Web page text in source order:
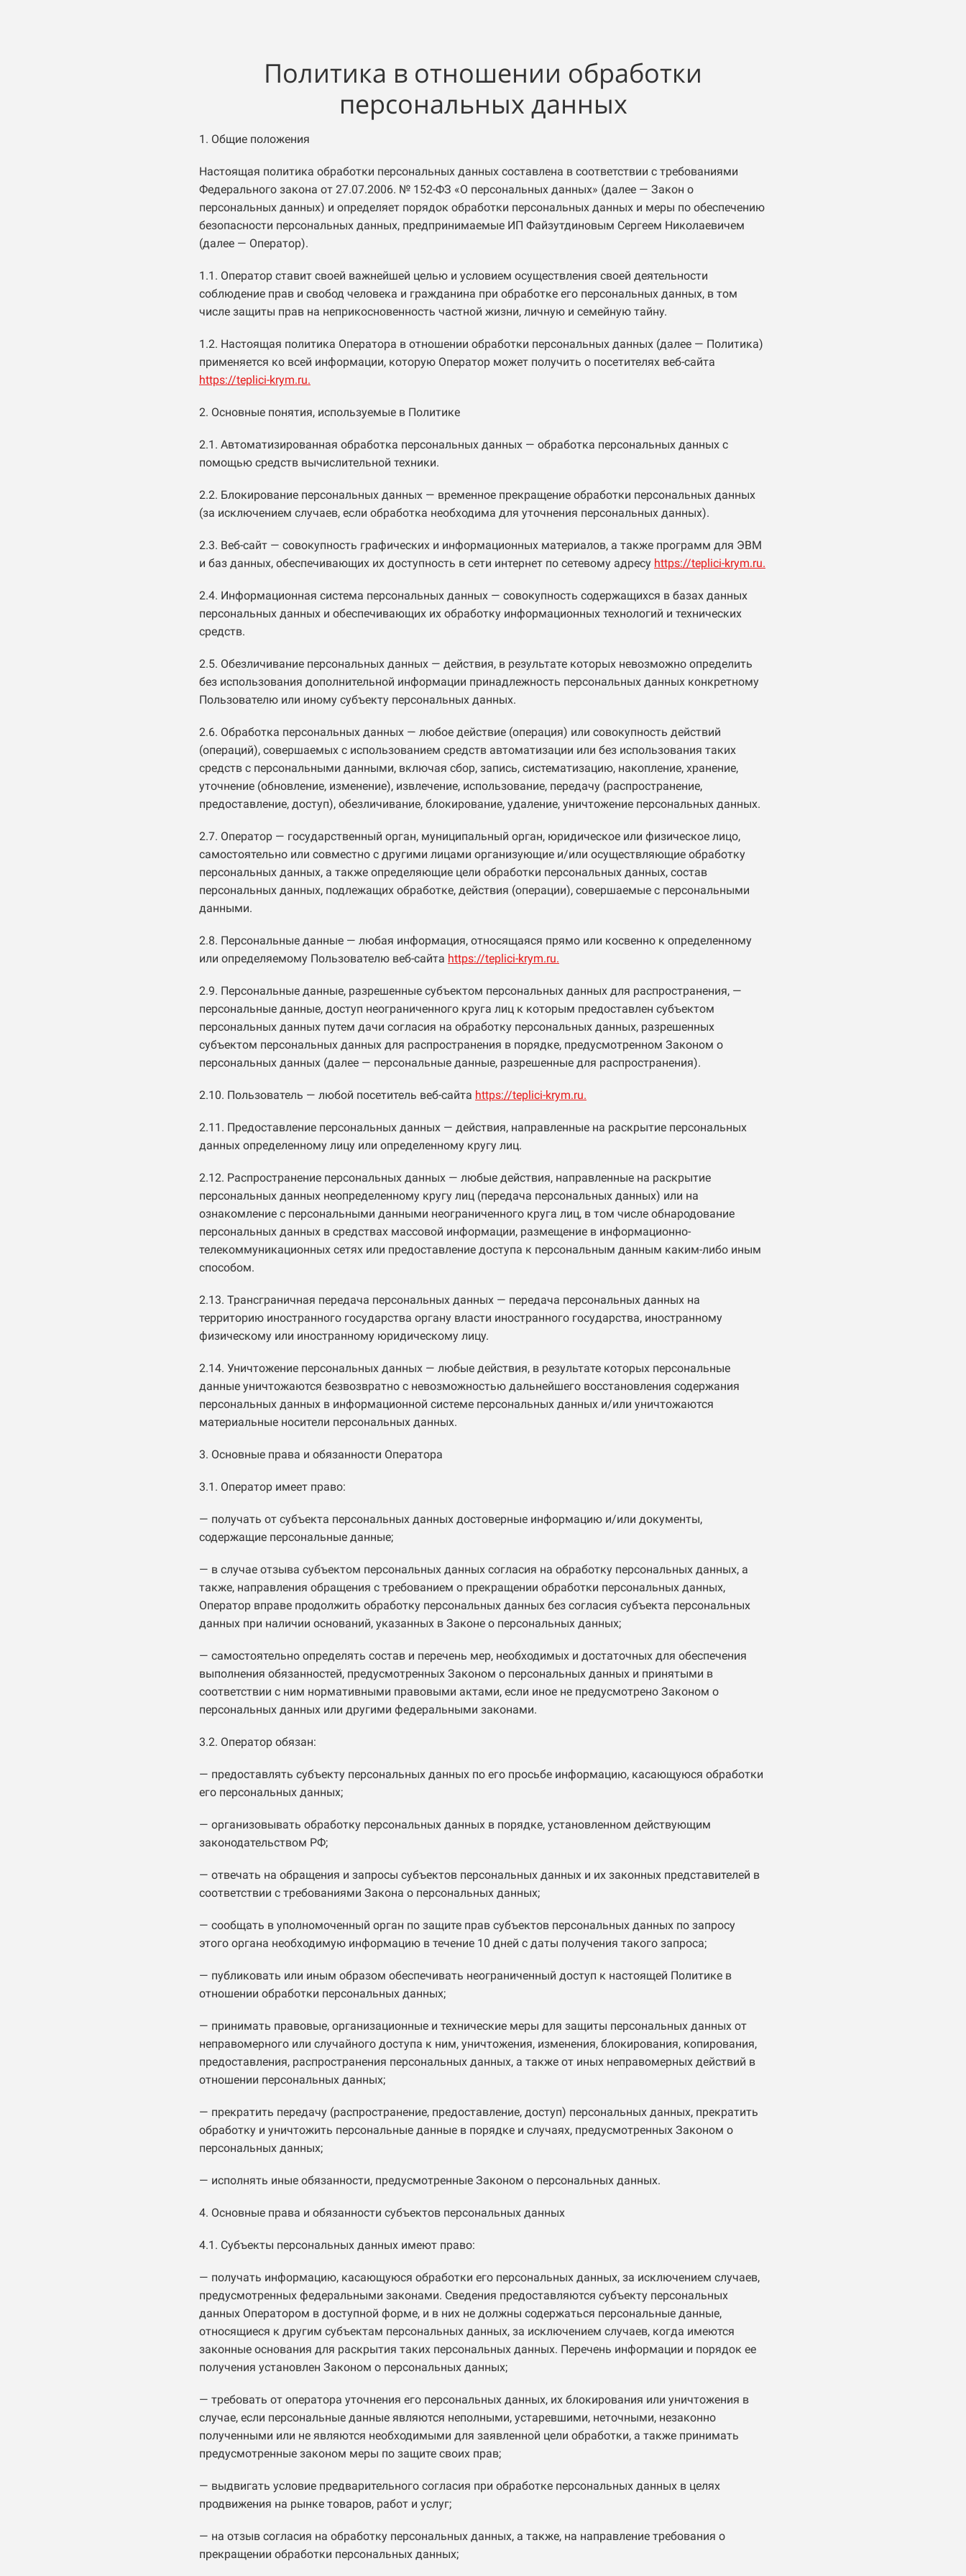
Политика в отношении обработки
персональных данных
1. Общие положения
Настоящая политика обработки персональных данных составлена в соответствии с требованиями
Федерального закона от 27.07.2006. № 152-ФЗ «О персональных данных» (далее — Закон о
персональных данных) и определяет порядок обработки персональных данных и меры по обеспечению
безопасности персональных данных, предпринимаемые ИП Файзутдиновым Сергеем Николаевичем
(далее — Оператор).
1.1. Оператор ставит своей важнейшей целью и условием осуществления своей деятельности
соблюдение прав и свобод человека и гражданина при обработке его персональных данных, в том
числе защиты прав на неприкосновенность частной жизни, личную и семейную тайну.
1.2. Настоящая политика Оператора в отношении обработки персональных данных (далее — Политика)
применяется ко всей информации, которую Оператор может получить о посетителях веб-сайта
https://teplici-krym.ru.
2. Основные понятия, используемые в Политике
2.1. Автоматизированная обработка персональных данных — обработка персональных данных с
помощью средств вычислительной техники.
2.2. Блокирование персональных данных — временное прекращение обработки персональных данных
(за исключением случаев, если обработка необходима для уточнения персональных данных).
2.3. Веб-сайт — совокупность графических и информационных материалов, а также программ для ЭВМ
и баз данных, обеспечивающих их доступность в сети интернет по сетевому адресу https://teplici-krym.ru.
2.4. Информационная система персональных данных — совокупность содержащихся в базах данных
персональных данных и обеспечивающих их обработку информационных технологий и технических
средств.
2.5. Обезличивание персональных данных — действия, в результате которых невозможно определить
без использования дополнительной информации принадлежность персональных данных конкретному
Пользователю или иному субъекту персональных данных.
2.6. Обработка персональных данных — любое действие (операция) или совокупность действий
(операций), совершаемых с использованием средств автоматизации или без использования таких
средств с персональными данными, включая сбор, запись, систематизацию, накопление, хранение,
уточнение (обновление, изменение), извлечение, использование, передачу (распространение,
предоставление, доступ), обезличивание, блокирование, удаление, уничтожение персональных данных.
2.7. Оператор — государственный орган, муниципальный орган, юридическое или физическое лицо,
самостоятельно или совместно с другими лицами организующие и/или осуществляющие обработку
персональных данных, а также определяющие цели обработки персональных данных, состав
персональных данных, подлежащих обработке, действия (операции), совершаемые с персональными
данными.
2.8. Персональные данные — любая информация, относящаяся прямо или косвенно к определенному
или определяемому Пользователю веб-сайта https://teplici-krym.ru.
2.9. Персональные данные, разрешенные субъектом персональных данных для распространения, —
персональные данные, доступ неограниченного круга лиц к которым предоставлен субъектом
персональных данных путем дачи согласия на обработку персональных данных, разрешенных
субъектом персональных данных для распространения в порядке, предусмотренном Законом о
персональных данных (далее — персональные данные, разрешенные для распространения).
2.10. Пользователь — любой посетитель веб-сайта https://teplici-krym.ru.
2.11. Предоставление персональных данных — действия, направленные на раскрытие персональных
данных определенному лицу или определенному кругу лиц.
2.12. Распространение персональных данных — любые действия, направленные на раскрытие
персональных данных неопределенному кругу лиц (передача персональных данных) или на
ознакомление с персональными данными неограниченного круга лиц, в том числе обнародование
персональных данных в средствах массовой информации, размещение в информационно-
телекоммуникационных сетях или предоставление доступа к персональным данным каким-либо иным
способом.
2.13. Трансграничная передача персональных данных — передача персональных данных на
территорию иностранного государства органу власти иностранного государства, иностранному
физическому или иностранному юридическому лицу.
2.14. Уничтожение персональных данных — любые действия, в результате которых персональные
данные уничтожаются безвозвратно с невозможностью дальнейшего восстановления содержания
персональных данных в информационной системе персональных данных и/или уничтожаются
материальные носители персональных данных.
3. Основные права и обязанности Оператора
3.1. Оператор имеет право:
— получать от субъекта персональных данных достоверные информацию и/или документы,
содержащие персональные данные;
— в случае отзыва субъектом персональных данных согласия на обработку персональных данных, а
также, направления обращения с требованием о прекращении обработки персональных данных,
Оператор вправе продолжить обработку персональных данных без согласия субъекта персональных
данных при наличии оснований, указанных в Законе о персональных данных;
— самостоятельно определять состав и перечень мер, необходимых и достаточных для обеспечения
выполнения обязанностей, предусмотренных Законом о персональных данных и принятыми в
соответствии с ним нормативными правовыми актами, если иное не предусмотрено Законом о
персональных данных или другими федеральными законами.
3.2. Оператор обязан:
— предоставлять субъекту персональных данных по его просьбе информацию, касающуюся обработки
его персональных данных;
— организовывать обработку персональных данных в порядке, установленном действующим
законодательством РФ;
— отвечать на обращения и запросы субъектов персональных данных и их законных представителей в
соответствии с требованиями Закона о персональных данных;
— сообщать в уполномоченный орган по защите прав субъектов персональных данных по запросу
этого органа необходимую информацию в течение 10 дней с даты получения такого запроса;
— публиковать или иным образом обеспечивать неограниченный доступ к настоящей Политике в
отношении обработки персональных данных;
— принимать правовые, организационные и технические меры для защиты персональных данных от
неправомерного или случайного доступа к ним, уничтожения, изменения, блокирования, копирования,
предоставления, распространения персональных данных, а также от иных неправомерных действий в
отношении персональных данных;
— прекратить передачу (распространение, предоставление, доступ) персональных данных, прекратить
обработку и уничтожить персональные данные в порядке и случаях, предусмотренных Законом о
персональных данных;
— исполнять иные обязанности, предусмотренные Законом о персональных данных.
4. Основные права и обязанности субъектов персональных данных
4.1. Субъекты персональных данных имеют право:
— получать информацию, касающуюся обработки его персональных данных, за исключением случаев,
предусмотренных федеральными законами. Сведения предоставляются субъекту персональных
данных Оператором в доступной форме, и в них не должны содержаться персональные данные,
относящиеся к другим субъектам персональных данных, за исключением случаев, когда имеются
законные основания для раскрытия таких персональных данных. Перечень информации и порядок ее
получения установлен Законом о персональных данных;
— требовать от оператора уточнения его персональных данных, их блокирования или уничтожения в
случае, если персональные данные являются неполными, устаревшими, неточными, незаконно
полученными или не являются необходимыми для заявленной цели обработки, а также принимать
предусмотренные законом меры по защите своих прав;
— выдвигать условие предварительного согласия при обработке персональных данных в целях
продвижения на рынке товаров, работ и услуг;
— на отзыв согласия на обработку персональных данных, а также, на направление требования о
прекращении обработки персональных данных;